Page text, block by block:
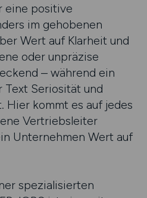
eine positive
im gehobenen
Wert auf Klarheit und
oder unpräzise
– während ein
Text Seriosität und
Hier kommt es auf jedes
Vertriebsleiter
Unternehmen Wert auf
spezialisierten